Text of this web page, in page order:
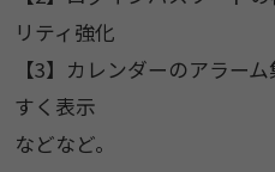
リティ強化
【3】カレンダーのアラー
すく表示
などなど。